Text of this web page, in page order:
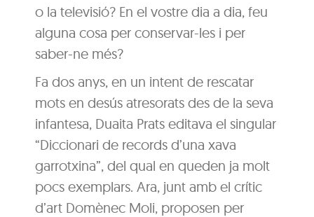
o la televisió? En el vostre dia a dia, feu
alguna cosa per conservar-les i per
saber-ne més?
Fa dos anys, en un intent de rescatar
mots en desús atresorats des de la seva
infantesa, Duaita Prats editava el singular
“Diccionari de records d’una xava
garrotxina”, del qual en queden ja molt
pocs exemplars. Ara, junt amb el crític
d’art Domènec Moli, proposen per